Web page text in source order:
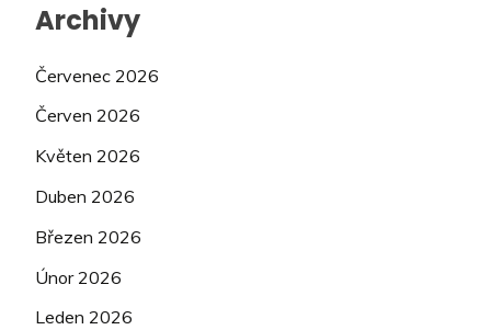
Archivy
Červenec 2026
Červen 2026
Květen 2026
Duben 2026
Březen 2026
Únor 2026
Leden 2026